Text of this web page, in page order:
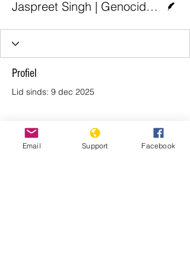
Jaspreet Singh | Genocide Watch
Profiel
Lid sinds: 9 dec 2025
Er is hier nog niets te zien
Email Support Facebook